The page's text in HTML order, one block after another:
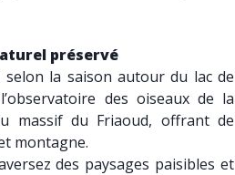
préservé
la saison autour du lac de
des oiseaux de la
massif du Friaoud, offrant de
montagne.
des paysages paisibles et